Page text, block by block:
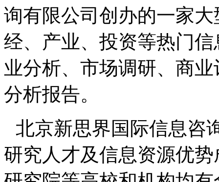
询有限公司创办的一家
经、产业、投资等热门
业分析、市场调研、商
分析报告。
北京新思界国际信息咨
研究人才及信息资源优